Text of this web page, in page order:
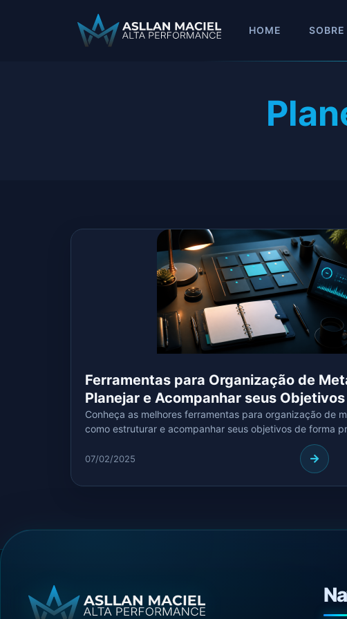
HOME SOBRE
Ferramentas para Organização de
Planejar e Acompanhar seus Objetivos
Conheça as melhores ferramentas para organização de
como estruturar e acompanhar seus objetivos de forma
07/02/2025